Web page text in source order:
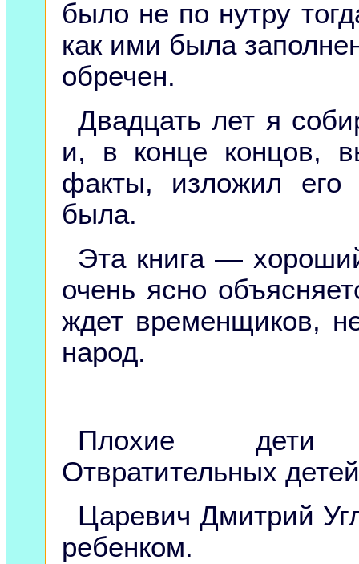
было не по нутру
как ими была
обречен.
Двадцать лет я
и, в конце концов,
факты, изложил его
была.
Эта книга —
очень ясно
ждет временщиков,
народ.
Плохие дети
Отвратительных
Царевич Дмитрий
ребенком.